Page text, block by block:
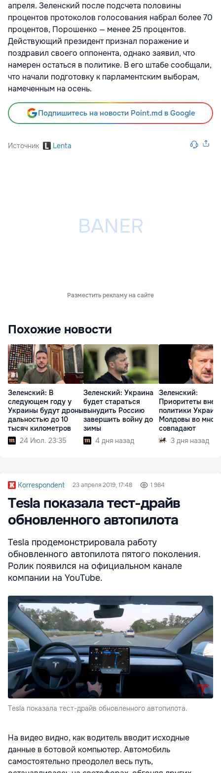
апреля. Зеленский после подсчета половины
процентов протоколов голосования набрал более 70
процентов, Порошенко — менее 25 процентов.
Действующий президент признал поражение и
поздравил своего оппонента, однако заявил, что
намерен остаться в политике. В его штабе сообщали,
что начали подготовку к парламентским выборам,
намеченным на осень.
Подпишитесь на новости Point.md в Google
Источник Lenta
Разместить рекламу на сайте
Похожие новости
Зеленский: В
следующем году у
Украины будут дроны
дальностью до 10
тысяч километров
24 Июл. 23:35
Зеленский: Украина
будет стараться
вынудить Россию
завершить войну до
зимы
4 дня назад
Зеленский:
Приоритеты
политики
Молдовы во
совпадают
3 дня назад
Korrespondent 23 апреля 2019, 17:48 1 984
Tesla показала тест-драйв
обновленного автопилота
Tesla продемонстрировала работу
обновленного автопилота пятого поколения.
Ролик появился на официальном канале
компании на YouTube.
Tesla показала тест-драйв обновленного автопилота.
На видео видно, как водитель вводит исходные
данные в ботовой компьютер. Автомобиль
самостоятельно преодолел весь путь,